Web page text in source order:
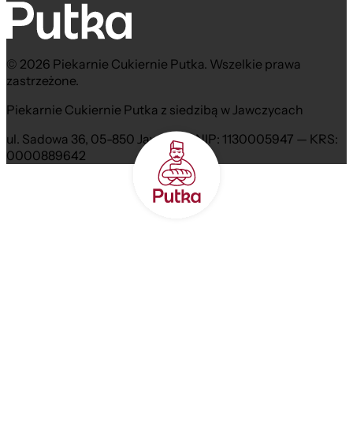
© 2026 Piekarnie Cukiernie Putka. Wszelkie prawa
zastrzeżone.
Piekarnie Cukiernie Putka z siedzibą w Jawczycach
ul. Sadowa 36, 05-850 Jawczyce NIP: 1130005947 — KRS:
0000889642